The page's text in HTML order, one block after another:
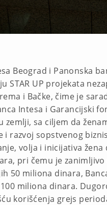
Beograd i Panonska
STAR UP projekata
i Bačke, čime je
Intesa i Garancijski
zemlji, sa ciljem da
i razvoj sopstvenog
volja i inicijativa
pri čemu je
50 miliona dinara,
miliona dinara.
korišćenja grejs